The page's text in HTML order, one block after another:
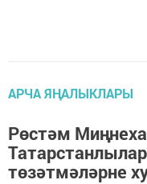
АРЧА ЯҢАЛЫКЛАРЫ
Рөстәм
төзәтмәләрне